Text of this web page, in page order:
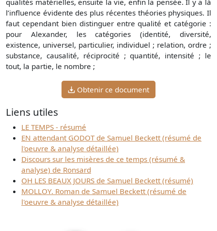
l’influence évidente des plus récentes théories physiques. Il
faut cependant bien distinguer entre qualité et catégorie :
pour Alexander, les catégories (identité, diversité,
existence, universel, particulier, individuel ; relation, ordre ;
substance, causalité, réciprocité ; quantité, intensité ; le
tout, la partie, le nombre ;
Obtenir ce document
Liens utiles
LE TEMPS - résumé
EN attendant GODOT de Samuel Beckett (résumé de
l'oeuvre & analyse détaillée)
Discours sur les misères de ce temps (résumé &
analyse) de Ronsard
OH LES BEAUX JOURS de Samuel Beckett (résumé)
MOLLOY. Roman de Samuel Beckett (résumé de
l'oeuvre & analyse détaillée)